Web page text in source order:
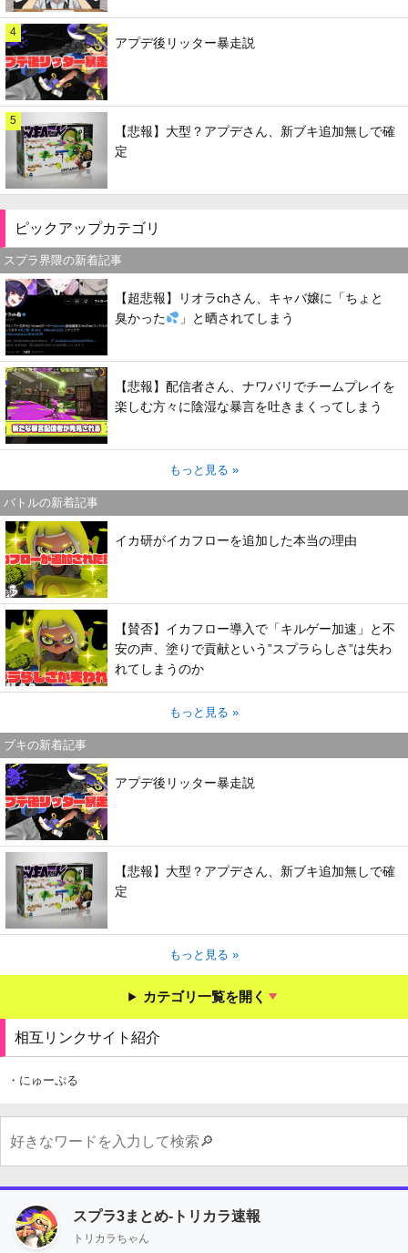
4
アプデ後リッター暴走説
5
【悲報】大型？アプデさん、新ブキ追加無しで確
定
ピックアップカテゴリ
スプラ界隈の新着記事
【超悲報】リオラchさん、キャバ嬢に「ちょと
臭かった
」と晒されてしまう
【悲報】配信者さん、ナワバリでチームプレイを
楽しむ方々に陰湿な暴言を吐きまくってしまう
もっと見る »
バトルの新着記事
イカ研がイカフローを追加した本当の理由
【賛否】イカフロー導入で「キルゲー加速」と不
安の声、塗りで貢献という”スプラらしさ”は失わ
れてしまうのか
もっと見る »
ブキの新着記事
アプデ後リッター暴走説
【悲報】大型？アプデさん、新ブキ追加無しで確
定
もっと見る »
カテゴリ一覧を開く
相互リンクサイト紹介
・にゅーぷる
スプラ3まとめ-トリカラ速報
トリカラちゃん